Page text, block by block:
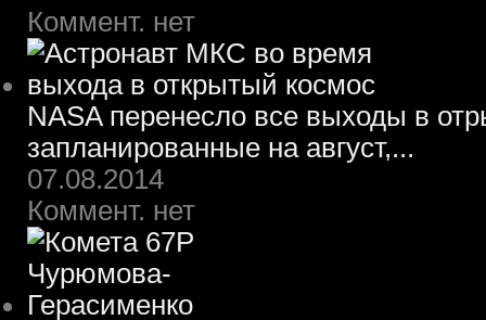
Коммент. нет
NASA перенесло все выходы в
запланированные на август,...
07.08.2014
Коммент. нет